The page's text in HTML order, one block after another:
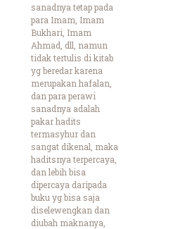
sanadnya tetap pada
para Imam, Imam
Bukhari, Imam
Ahmad, dll, namun
tidak tertulis di kitab
yg beredar karena
merupakan hafalan,
dan para perawi
sanadnya adalah
pakar hadits
termasyhur dan
sangat dikenal, maka
haditsnya terpercaya,
dan lebih bisa
dipercaya daripada
buku yg bisa saja
diselewengkan dan
diubah maknanya,